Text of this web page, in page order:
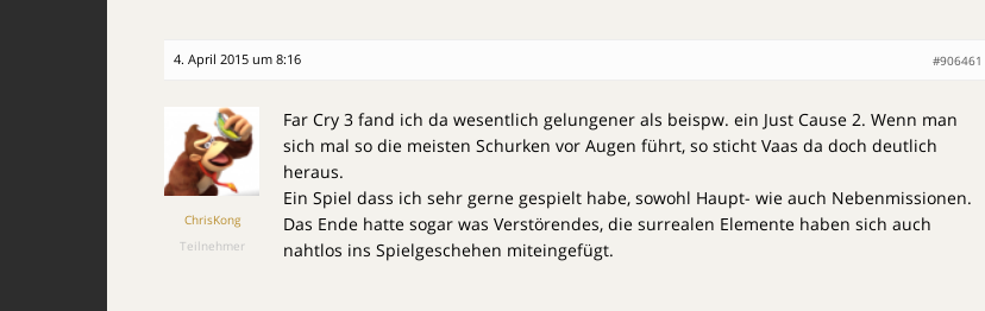
4. April 2015 um 8:16 #906461
ChrisKong
Teilnehmer
Far Cry 3 fand ich da wesentlich gelungener als beispw. ein Just Cause 2. Wenn man
sich mal so die meisten Schurken vor Augen führt, so sticht Vaas da doch deutlich
heraus.
Ein Spiel dass ich sehr gerne gespielt habe, sowohl Haupt- wie auch Nebenmissionen.
Das Ende hatte sogar was Verstörendes, die surrealen Elemente haben sich auch
nahtlos ins Spielgeschehen miteingefügt.